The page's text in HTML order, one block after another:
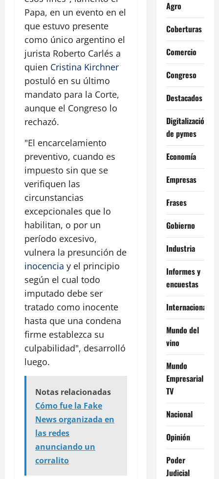
Papa, en un evento en el
que estuvo presente
como único argentino el
jurista Roberto Carlés a
quien Cristina Kirchner
postuló en su último
mandato para la Corte,
aunque el Congreso lo
rechazó.
"El encarcelamiento
preventivo, cuando es
impuesto sin que se
verifiquen las
circunstancias
excepcionales que lo
habilitan, o por un
período excesivo,
vulnera la presunción de
inocencia y el principio
según el cual todo
imputado debe ser
tratado como inocente
hasta que una condena
firme establezca su
culpabilidad", desarrolló
luego.
Notas relacionadas
Cómo fue la Fake
News organizada en
las redes
anunciando un
corralito
Agro
Coberturas
Comercio
Congreso
Destacados
Digitalización
de pymes
Economía
Empresas
Frases
Gobierno
Industria
Informes y
encuestas
Internacional
Mundo del
vino
Mundo
Empresarial
TV
Nacional
Opinión
Poder
Judicial